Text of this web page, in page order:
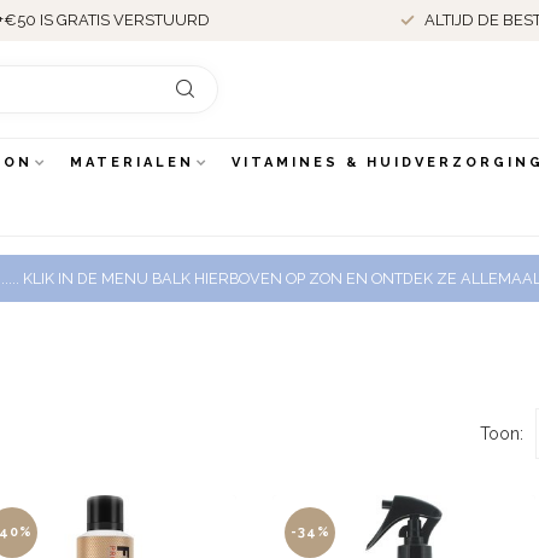
IS GRATIS VERSTUURD ALTIJD DE
MATERIALEN VITAMINES & HUIDVERZORGING
KLIK IN DE MENU BALK HIERBOVEN OP ZON EN ONTDEK ZE
Toon:
-34%